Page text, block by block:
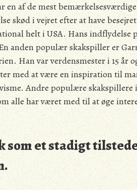
en af de mest
skød i vejret efter at have
helt i USA. Hans
anden populær skakspiller er
Han var verdensmester i 15 år
med at være en inspiration til
Andre populære skakspillere
alle har været med til at øge
som et stadigt